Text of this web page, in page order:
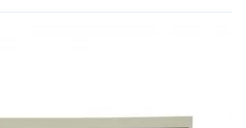
Korunması Kanunu uyarınca